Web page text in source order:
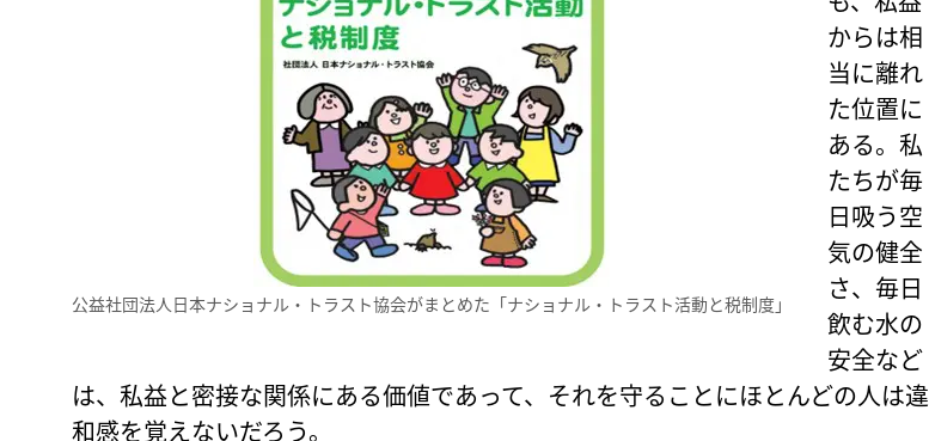
公益社団法人日本ナショナル・トラスト協会がまとめた「ナショナル・トラスト活動と税制度」
からは相
当に離れ
た位置に
ある。私
たちが毎
日吸う空
気の健全
さ、毎日
飲む水の
安全など
は、私益と密接な関係にある価値であって、それを守ることにほとんどの人は違
和感を覚えないだろう。